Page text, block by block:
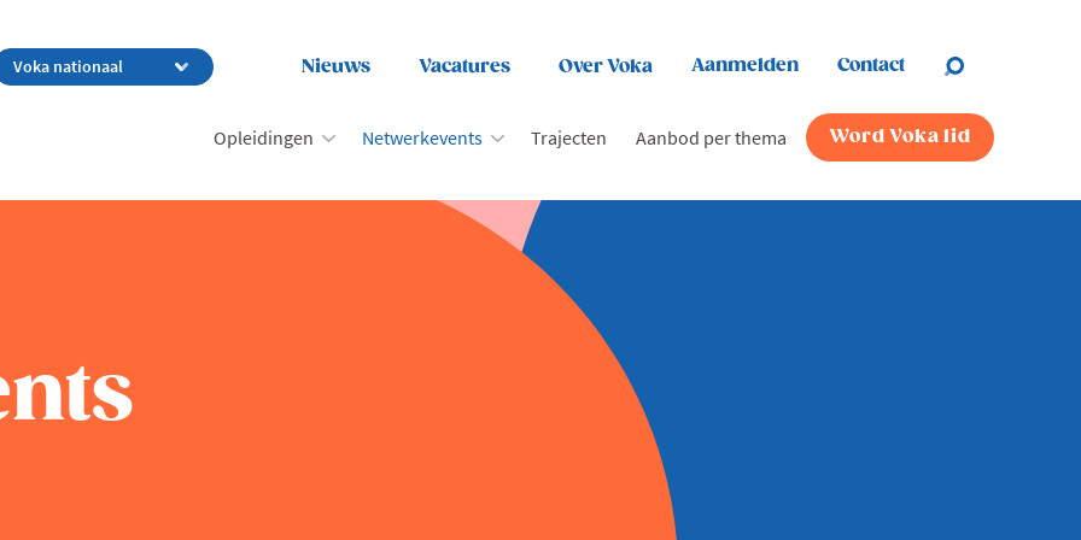
Nieuws Vacatures Over Voka Aanmelden Contact
Opleidingen Netwerkevents Trajecten Aanbod per thema Word Voka lid